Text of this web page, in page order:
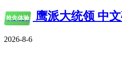
抢先体验 鹰派大统领 中
2026-8-6